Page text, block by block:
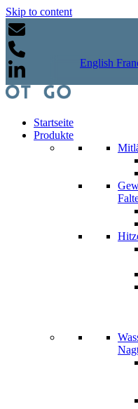
Skip to content
English
Startseite
Produkte